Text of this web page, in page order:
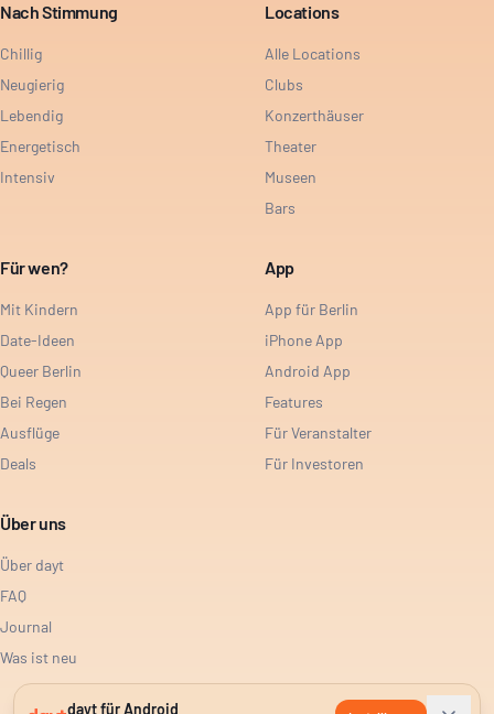
Nach Stimmung
Chillig
Neugierig
Lebendig
Energetisch
Intensiv
Locations
Alle Locations
Clubs
Konzerthäuser
Theater
Museen
Bars
Für wen?
Mit Kindern
Date-Ideen
Queer Berlin
Bei Regen
Ausflüge
Deals
App
App für Berlin
iPhone App
Android App
Features
Für Veranstalter
Für Investoren
Über uns
Über dayt
FAQ
Journal
Was ist neu
dayt für Android